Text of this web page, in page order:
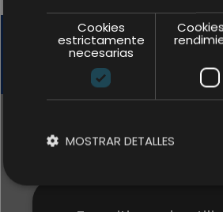
Cookies
estrictamente
necesarias
MOSTRAR DETALLES